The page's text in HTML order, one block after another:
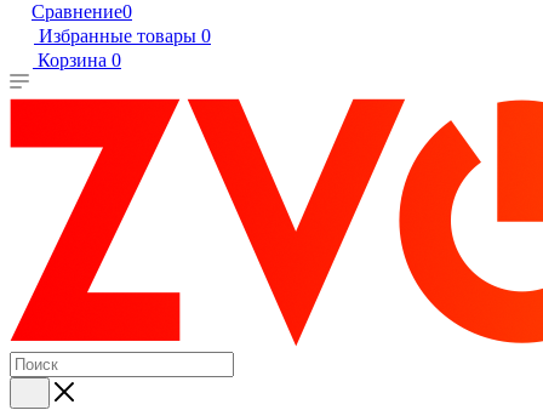
Сравнение0
Избранные товары 0
Корзина 0